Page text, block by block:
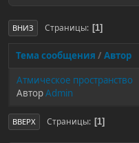
ВНИЗ Страницы 1
Тема сообщения / Автор
Атмическое пространство
АвторAdmin
ВВЕРХ Страницы 1